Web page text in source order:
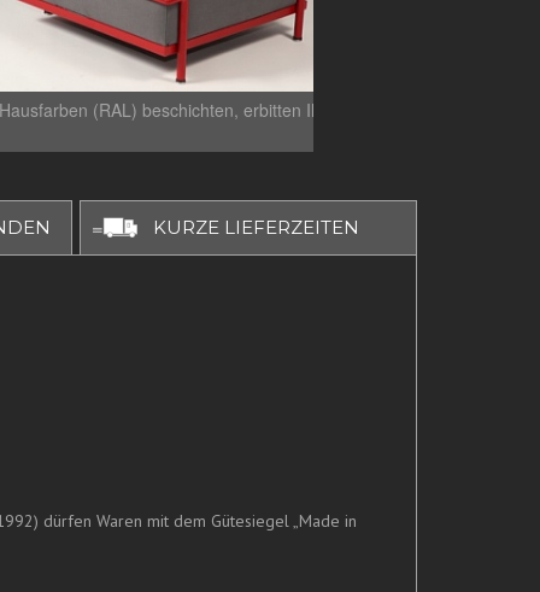
(RAL) beschichten, erbitten Ihre
KURZE LIEFERZEITEN
dürfen Waren mit dem Gütesiegel „Made in